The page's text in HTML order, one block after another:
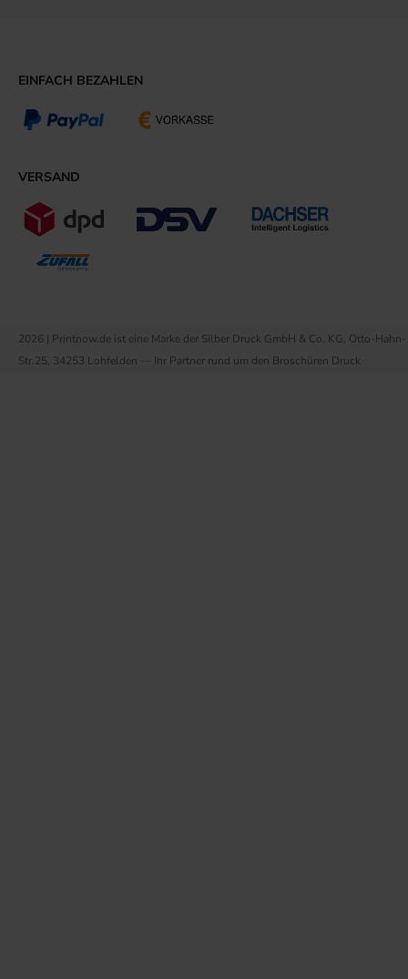
EINFACH BEZAHLEN
VERSAND
2026 | Printnow.de ist eine Marke der Silber Druck GmbH & Co. KG, Otto-Hahn-
Str.25, 34253 Lohfelden — Ihr Partner rund um den Broschüren Druck